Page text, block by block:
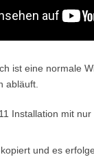
ist eine normale
abläuft.
und es